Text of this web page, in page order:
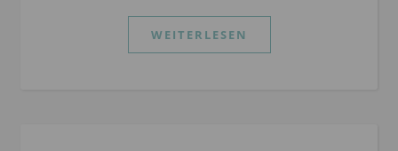
WEITERLESEN